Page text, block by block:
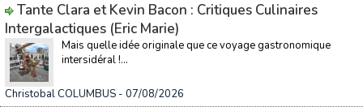
Tante Clara et Kevin Bacon : Critiques Culinaires
Intergalactiques (Eric Marie)
Mais quelle idée originale que ce voyage gastronomique
intersidéral !...
Christobal COLUMBUS - 07/08/2026